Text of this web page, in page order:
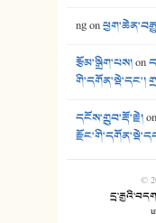
ngon
རྩོམ་སྒྲིག་པས།on
གི་དགོན་སྡེ་དང་།
དངོས་གྲུབ་རྡོ་རྗེ།on
©